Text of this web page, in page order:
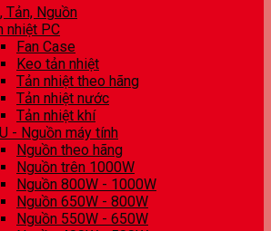
Tản, Nguồn
nhiệt PC
Fan Case
Keo tản nhiệt
Tản nhiệt theo hãng
Tản nhiệt nước
Tản nhiệt khí
- Nguồn máy tính
Nguồn theo hãng
Nguồn trên 1000W
Nguồn 800W - 1000W
Nguồn 650W - 800W
Nguồn 550W - 650W